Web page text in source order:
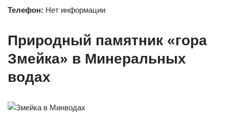
Телефон: Нет информации
Природный памятник «гора
Змейка» в Минеральных
водах